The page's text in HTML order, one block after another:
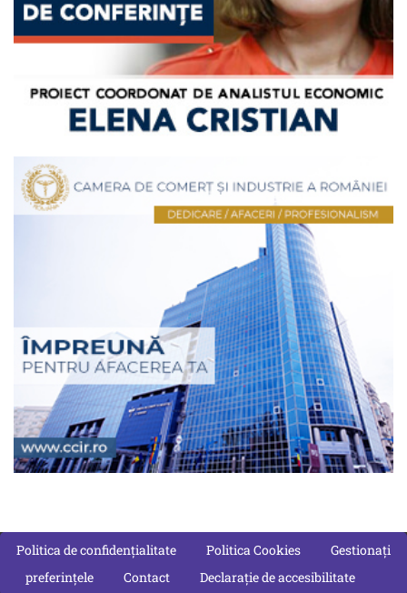
Politica de confidențialitate Politica Cookies
Gestionați
preferințele
Contact Declarație de accesibilitate